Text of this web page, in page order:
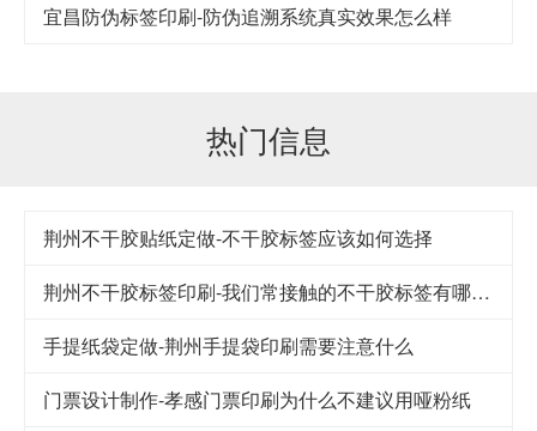
宜昌防伪标签印刷-防伪追溯系统真实效果怎么样
热门信息
荆州不干胶贴纸定做-不干胶标签应该如何选择
荆州不干胶标签印刷-我们常接触的不干胶标签有哪几类
手提纸袋定做-荆州手提袋印刷需要注意什么
门票设计制作-孝感门票印刷为什么不建议用哑粉纸